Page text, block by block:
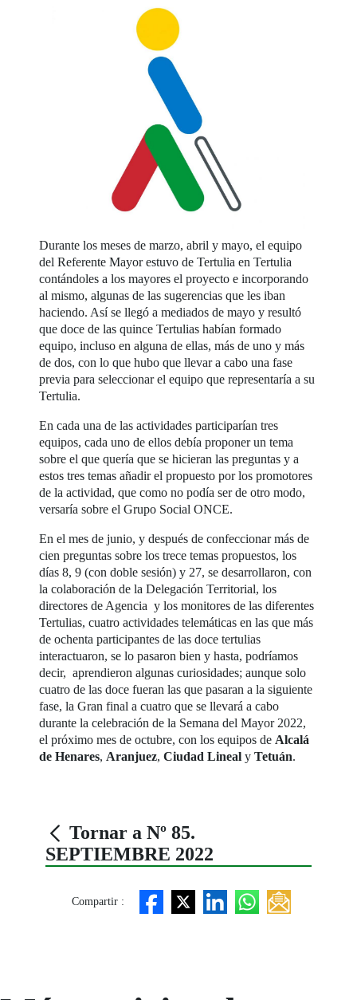
Durante los meses de marzo, abril y mayo, el equipo
del Referente Mayor estuvo de Tertulia en Tertulia
contándoles a los mayores el proyecto e incorporando
al mismo, algunas de las sugerencias que les iban
haciendo. Así se llegó a mediados de mayo y resultó
que doce de las quince Tertulias habían formado
equipo, incluso en alguna de ellas, más de uno y más
de dos, con lo que hubo que llevar a cabo una fase
previa para seleccionar el equipo que representaría a su
Tertulia.
En cada una de las actividades participarían tres
equipos, cada uno de ellos debía proponer un tema
sobre el que quería que se hicieran las preguntas y a
estos tres temas añadir el propuesto por los promotores
de la actividad, que como no podía ser de otro modo,
versaría sobre el Grupo Social ONCE.
En el mes de junio, y después de confeccionar más de
cien preguntas sobre los trece temas propuestos, los
días 8, 9 (con doble sesión) y 27, se desarrollaron, con
la colaboración de la Delegación Territorial, los
directores de Agencia y los monitores de las diferentes
Tertulias, cuatro actividades telemáticas en las que más
de ochenta participantes de las doce tertulias
interactuaron, se lo pasaron bien y hasta, podríamos
decir, aprendieron algunas curiosidades; aunque solo
cuatro de las doce fueran las que pasaran a la siguiente
fase, la Gran final a cuatro que se llevará a cabo
durante la celebración de la Semana del Mayor 2022,
el próximo mes de octubre, con los equipos de Alcalá
de Henares, Aranjuez,Ciudad Lineal yTetuán.
Tornar a Nº 85.
SEPTIEMBRE 2022
Compartir :